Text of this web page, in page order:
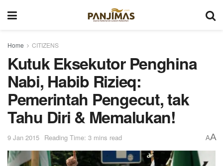
Home CITIZENS
Kutuk Eksekutor Penghina
Nabi, Habib Rizieq:
Pemerintah Pengecut, tak
Tahu Diri & Memalukan!
9 Jan 2015 Reading Time: 3 mins read AA